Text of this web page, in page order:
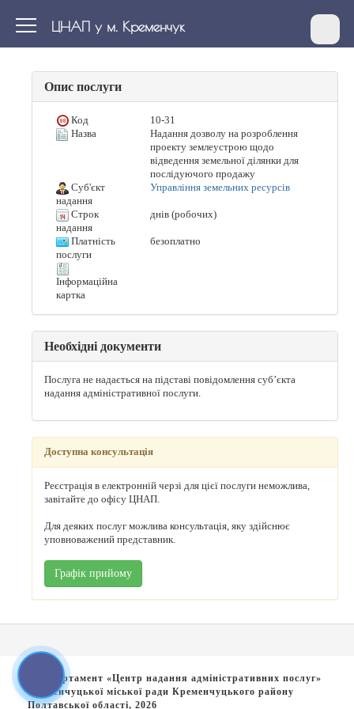
ЦНАП у м. Кременчук
Опис послуги
Код
10-31
Назва
Надання дозволу на розроблення
проекту землеустрою щодо
відведення земельної ділянки для
послідуючого продажу
Суб'єкт
надання
Управління земельних ресурсів
Строк
надання
днів (робочих)
Платність
послуги
безоплатно
Інформаційна
картка
Необхідні документи
Послуга не надається на підставі повідомлення суб’єкта
надання адміністративної послуги.
Доступна консультація
Реєстрація в електронній черзі для цієї послуги неможлива,
завітайте до офісу ЦНАП.
Для деяких послуг можлива консультація, яку здійснює
уповноважений представник.
Графік прийому
© Департамент «Центр надання адміністративних послуг»
Кременчуцької міської ради Кременчуцького району
Полтавської області, 2026